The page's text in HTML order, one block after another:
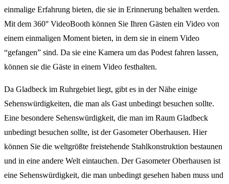
einmalige Erfahrung bieten, die sie in Erinnerung behalten werden.
Mit dem 360° VideoBooth können Sie Ihren Gästen ein Video von
einem einmaligen Moment bieten, in dem sie in einem Video
“gefangen” sind. Da sie eine Kamera um das Podest fahren lassen,
können sie die Gäste in einem Video festhalten.
Da Gladbeck im Ruhrgebiet liegt, gibt es in der Nähe einige
Sehenswürdigkeiten, die man als Gast unbedingt besuchen sollte.
Eine besondere Sehenswürdigkeit, die man im Raum Gladbeck
unbedingt besuchen sollte, ist der Gasometer Oberhausen. Hier
können Sie die weltgrößte freistehende Stahlkonstruktion bestaunen
und in eine andere Welt eintauchen. Der Gasometer Oberhausen ist
eine Sehenswürdigkeit, die man unbedingt gesehen haben muss und